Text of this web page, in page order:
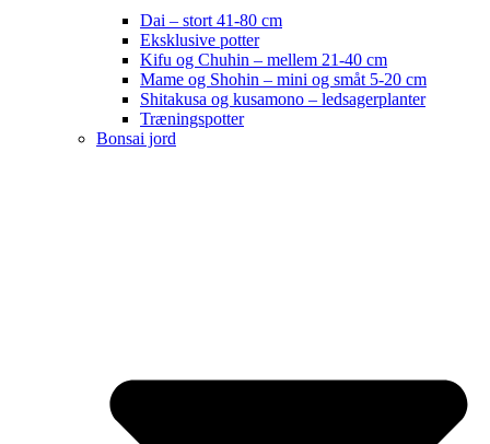
Dai – stort 41-80 cm
Eksklusive potter
Kifu og Chuhin – mellem 21-40 cm
Mame og Shohin – mini og småt 5-20 cm
Shitakusa og kusamono – ledsagerplanter
Træningspotter
Bonsai jord